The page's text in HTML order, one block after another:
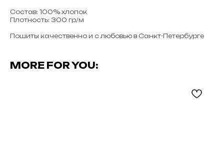
Состав: 100% хлопок
Плотность: 300 гр/м
Пошиты качественно и с любовью в Санкт-Петербурге
MORE FOR YOU: